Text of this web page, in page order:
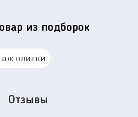
из подборок
плитки
Отзывы